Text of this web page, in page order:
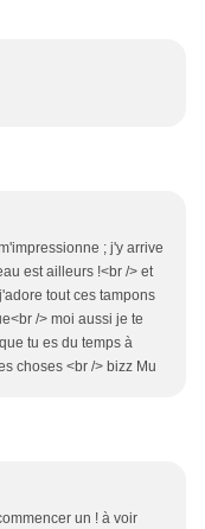
; j'y arrive
est ailleurs !<br /> et
tout ces tampons
/> moi aussi je te
tu es du temps à
choses <br /> bizz Mu
un ! à voir